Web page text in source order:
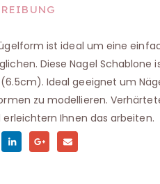
ist ideal um eine
Diese Nagel Schablone
Ideal geeignet um
zu modellieren.
erleichtern Ihnen das arbeiten.